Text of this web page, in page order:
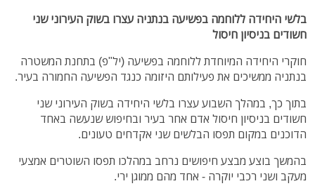
בלשי היחידה ללוחמה בפשיעה בנתניה עצרו בשוק העירוני שני
חשודים בניסיון חיסול
חוקרי היחידה המיוחדת ללוחמה בפשיעה (יל"פ) בתחנת המשטרה
בנתניה ממשיכים את פעילותם היזומה כנגד הפשיעה החמורה בעיר.
בתוך כך, במהלך השבוע עצרו בלשי היחידה בשוק העירוני שני
חשודים בניסיון חיסול אדם אחר בעיר ובחיפוש שנעשה באחד
הדוכנים במקום תפסו הבלשים שני אקדחים טעונים.
בהמשך בוצע מבצע חיפושים נרחב במהלכו תפסו השוטרים אמצעי
מעקב ושני רכבי יוקרה - אחד מהם ממוגן ירי.